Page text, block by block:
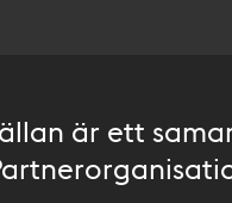
är ett